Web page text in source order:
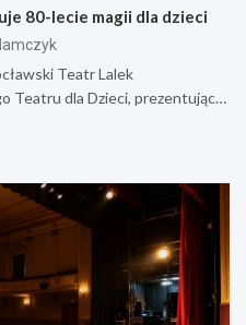
80-lecie magii dla dzieci
Teatr Lalek
Teatru dla Dzieci, prezentując…